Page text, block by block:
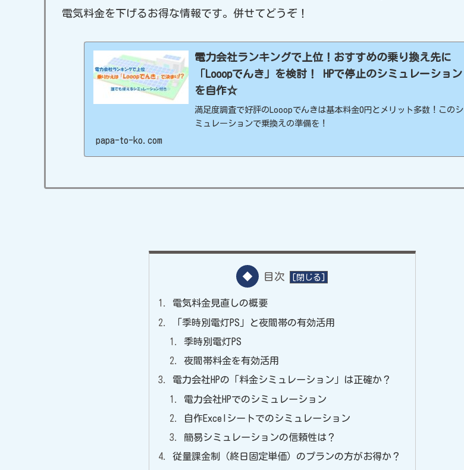
電気料金を下げるお得な情報です。併せてどうぞ！
電力会社ランキングで上位！おすすめの乗り換え先に
「Looopでんき」を検討！ HPで停止のシミュレーション
を自作☆
満足度調査で好評のLooopでんきは基本料金0円とメリット多数！このシ
ミュレーションで乗換えの準備を！
papa-to-ko.com
目次
電気料金見直しの概要
「季時別電灯PS」と夜間帯の有効活用
季時別電灯PS
夜間帯料金を有効活用
電力会社HPの「料金シミュレーション」は正確か？
電力会社HPでのシミュレーション
自作Excelシートでのシミュレーション
簡易シミュレーションの信頼性は？
従量課金制（終日固定単価）のプランの方がお得か？